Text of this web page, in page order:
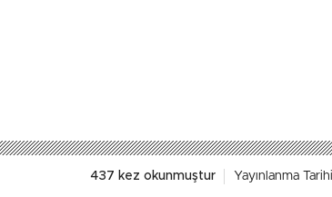
437 kez okunmuştur Yayınlanma